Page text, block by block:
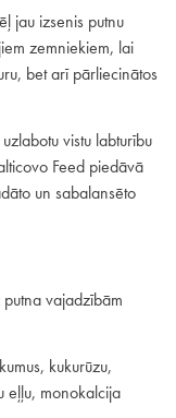
jau izsenis putnu
zemniekiem, lai
bet arī pārliecinātos
vistu labturību
Feed piedāvā
un sabalansēto
vajadzībām
kukurūzu,
eļļu, monokalcija